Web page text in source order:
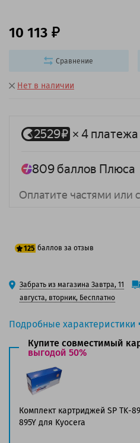
Подробные характеристики
Производитель принтера:
Производитель:Kyocera
Вид товара:
Оригинальность:
Цвет:Голубой
Ресурс:6 000 страниц
заполнении страницы.
Нет в наличии
10 113
125 баллов за отзыв
100 баллов
125 баллов
Забрать из магазина Завтра, 11
августа, вторник, Бесплатно
Сравнение
Купите совместимый
выгодой 50%
Комплект картриджей SP TK-
895Y для Kyocera